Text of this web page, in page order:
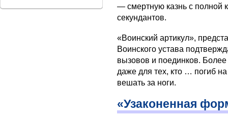
— смертную казнь с полной
секундантов.
«Воинский артикул»,
Воинского устава
вызовов и поединков.
даже для тех, кто … погиб
вешать за ноги.
«Узаконенная